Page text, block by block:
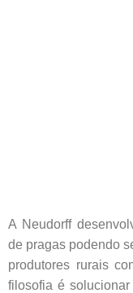
A Neudorff
de pragas podendo
produtores rurais
filosofia é